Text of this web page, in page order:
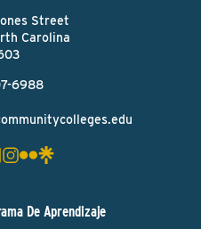
Street
Carolina
6988
De Aprendizaje